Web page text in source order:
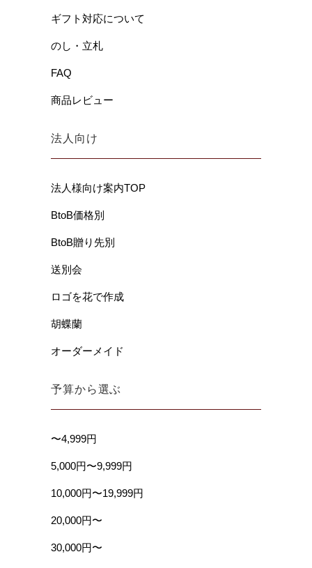
ギフト対応について
のし・立札
FAQ
商品レビュー
法人向け
法人様向け案内TOP
BtoB価格別
BtoB贈り先別
送別会
ロゴを花で作成
胡蝶蘭
オーダーメイド
予算から選ぶ
〜4,999円
5,000円〜9,999円
10,000円〜19,999円
20,000円〜
30,000円〜